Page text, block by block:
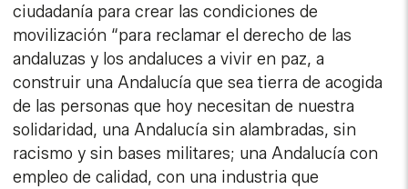
ciudadanía para crear las condiciones de
movilización “para reclamar el derecho de las
andaluzas y los andaluces a vivir en paz, a
construir una Andalucía que sea tierra de acogida
de las personas que hoy necesitan de nuestra
solidaridad, una Andalucía sin alambradas, sin
racismo y sin bases militares; una Andalucía con
empleo de calidad, con una industria que